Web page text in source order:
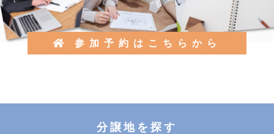
参加予約はこちらから
分譲地を探す